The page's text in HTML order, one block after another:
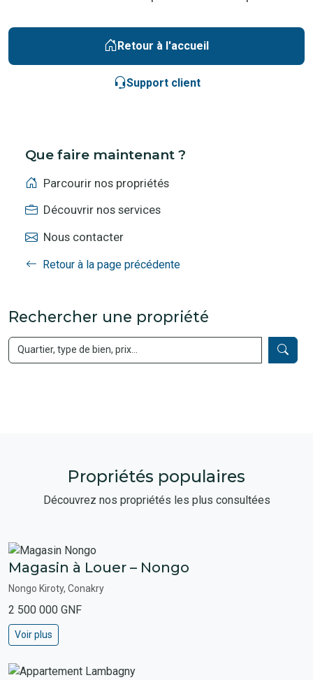
Retour à l'accueil
Support client
Que faire maintenant ?
Parcourir nos propriétés
Découvrir nos services
Nous contacter
Retour à la page précédente
Rechercher une propriété
Propriétés populaires
Découvrez nos propriétés les plus consultées
Magasin à Louer – Nongo
Nongo Kiroty, Conakry
2 500 000 GNF
Voir plus